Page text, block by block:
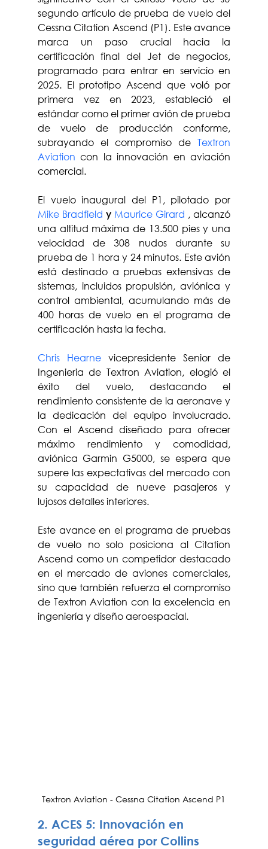
segundo artículo de prueba de vuelo del
Cessna Citation Ascend (P1). Este avance
marca un paso crucial hacia la
certificación final del Jet de negocios,
programado para entrar en servicio en
2025. El prototipo Ascend que voló por
primera vez en 2023, estableció el
estándar como el primer avión de prueba
de vuelo de producción conforme,
subrayando el compromiso de Textron
Aviation con la innovación en aviación
comercial.
Mike Bradfield y Maurice Girard , alcanzó
una altitud máxima de 13.500 pies y una
velocidad de 308 nudos durante su
prueba de 1 hora y 24 minutos. Este avión
está destinado a pruebas extensivas de
sistemas, incluidos propulsión, aviónica y
control ambiental, acumulando más de
400 horas de vuelo en el programa de
certificación hasta la fecha.
Chris Hearne vicepresidente Senior de
Ingenieria de Textron Aviation, elogió el
éxito del vuelo, destacando el
rendimiento consistente de la aeronave y
la dedicación del equipo involucrado.
Con el Ascend diseñado para ofrecer
máximo rendimiento y comodidad,
aviónica Garmin G5000, se espera que
supere las expectativas del mercado con
su capacidad de nueve pasajeros y
lujosos detalles interiores.
Este avance en el programa de pruebas
de vuelo no solo posiciona al Citation
Ascend como un competidor destacado
en el mercado de aviones comerciales,
sino que también refuerza el compromiso
de Textron Aviation con la excelencia en
ingeniería y diseño aeroespacial.
Textron Aviation - Cessna Citation Ascend P1
2. ACES 5: Innovación en
seguridad aérea por Collins